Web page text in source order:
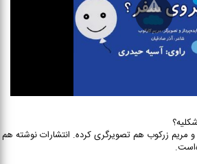
و مریم زرکوب هم تصویرگری کرده. انتشارات نوشته هم